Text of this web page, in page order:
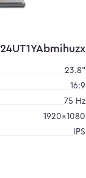
23.8"
16:9
75 Hz
1920×1080
IPS